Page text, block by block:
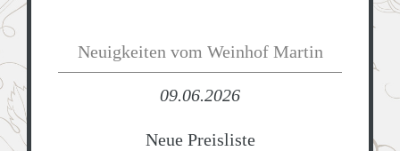
Neuigkeiten vom Weinhof Martin
09.06.2026
Neue Preisliste